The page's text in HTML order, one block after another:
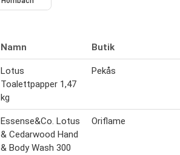
Namn Butik
Lotus
Toalettpapper 1,47
kg
Pekås
Essense&Co. Lotus
& Cedarwood Hand
& Body Wash 300
Oriflame